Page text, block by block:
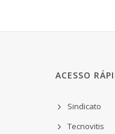
ACESSO
Sindicato
Tecnovitis